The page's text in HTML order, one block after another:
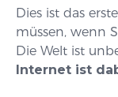
Dies ist das
müssen, wenn
Die Welt ist
Internet ist